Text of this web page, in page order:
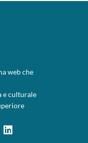
web che
e culturale